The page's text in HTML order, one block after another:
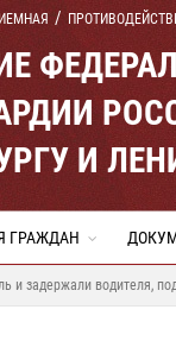
И
ГРАЖДАН
и задержали водителя,